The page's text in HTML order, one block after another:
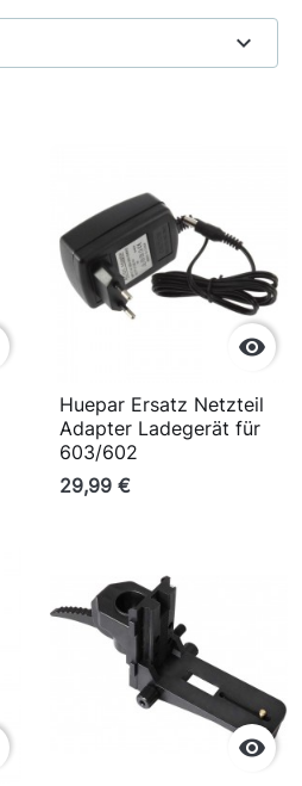
expand_more

Huepar Ersatz Netzteil
Adapter Ladegerät für
603/602
29,99 €
